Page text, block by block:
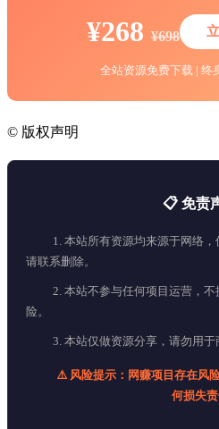
¥268 ¥698
全站资源免费下载 | 终
© 版权声明
📋 免责
1. 本站所有资源均来源于网络
请联系删除。
2. 本站不参与任何项目运营，
险。
3. 本站仅做资源分享，请勿用于
⚠️ 风险提示：网赚项目存在风
何损失